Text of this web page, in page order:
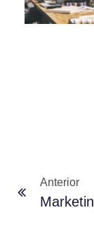
Anterior